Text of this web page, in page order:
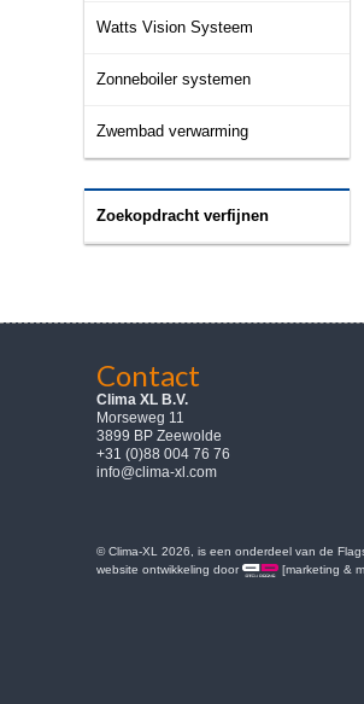
Watts Vision Systeem
Zonneboiler systemen
Zwembad verwarming
Zoekopdracht verfijnen
Contact
Clima XL B.V.
Morseweg 11
3899 BP Zeewolde
+31 (0)88 004 76 76
info@clima-xl.com
© Clima-XL 2026, is een onderdeel van de
website ontwikkeling door
[marketing &